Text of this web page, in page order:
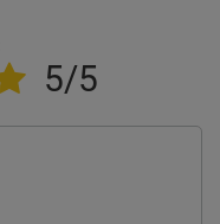
5/5